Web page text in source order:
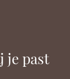
je past